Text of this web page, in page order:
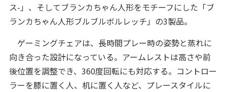
ス-」、そしてブランカちゃん人形をモチーフにした「ブ
ランカちゃん人形ブルブルボルレッチ」の3製品。
ゲーミングチェアは、長時間プレー時の姿勢と蒸れに
向き合った設計になっている。アームレストは高さや前
後位置を調整でき、360度回転にも対応する。コントロー
ラーを膝に置く人、机に置く人など、プレースタイルに